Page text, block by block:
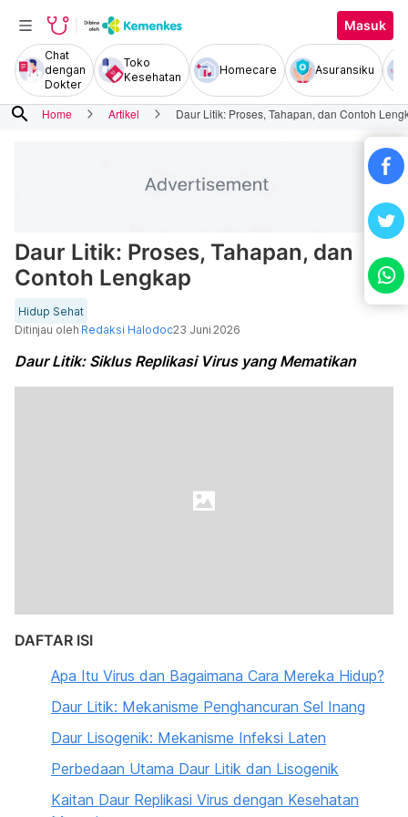
Masuk
Chat
dengan
Dokter
Toko
Kesehatan
Homecare Asuransiku
search Home Artikel Daur Litik: Proses, Tahapan, dan Contoh
Daur Litik: Proses, Tahapan, dan
Contoh Lengkap
Hidup Sehat
Ditinjau oleh Redaksi Halodoc23 Juni 2026
Daur Litik: Siklus Replikasi Virus yang Mematikan
DAFTAR ISI
Apa Itu Virus dan Bagaimana Cara Mereka Hidup?
Daur Litik: Mekanisme Penghancuran Sel Inang
Daur Lisogenik: Mekanisme Infeksi Laten
Perbedaan Utama Daur Litik dan Lisogenik
Kaitan Daur Replikasi Virus dengan Kesehatan